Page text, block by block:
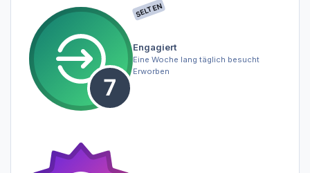
SELTEN
Engagiert
Eine Woche lang täglich besucht
Erworben